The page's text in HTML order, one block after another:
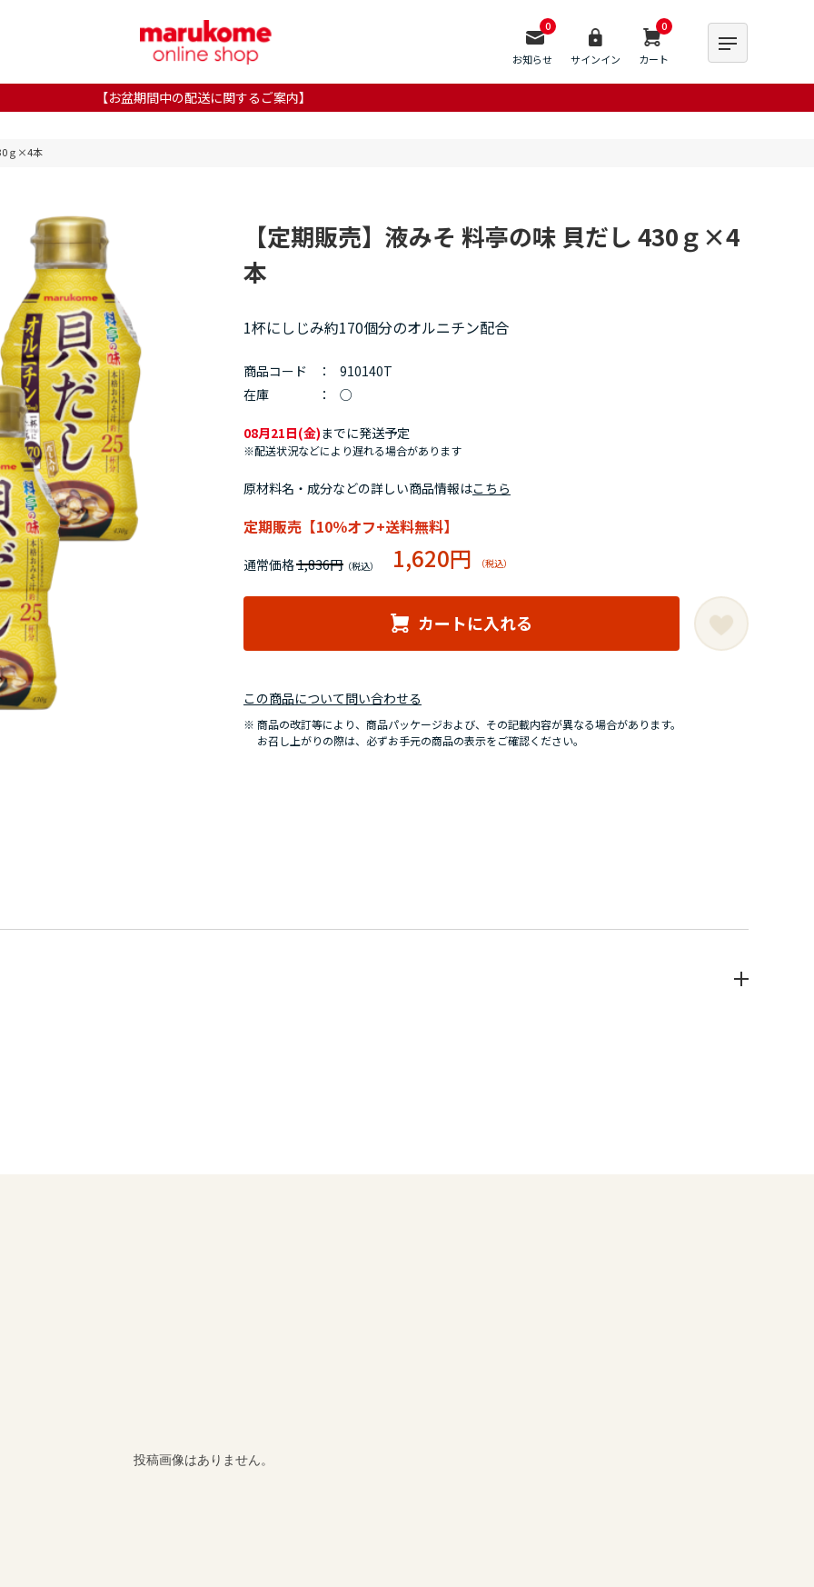
0
お知らせ サインイン
0
カート
【お盆期間中の配送に関するご案内】
ｇ×4本
【定期販売】液みそ 料亭の味 貝だし 430ｇ×4
本
1杯にしじみ約170個分のオルニチン配合
定期販売【10％オフ+送料無料】
通常価格 1,836円 1,620円
商品コード ：
910140T
在庫
： ○
08月21日(金)までに発送予定
※配送状況などにより遅れる場合があります
原材料名・成分などの詳しい商品情報はこちら
カートに入れる
この商品について問い合わせる
商品の改訂等により、商品パッケージおよび、その記載内容が異なる場合があります。
お召し上がりの際は、必ずお手元の商品の表示をご確認ください。
投稿画像はありません。